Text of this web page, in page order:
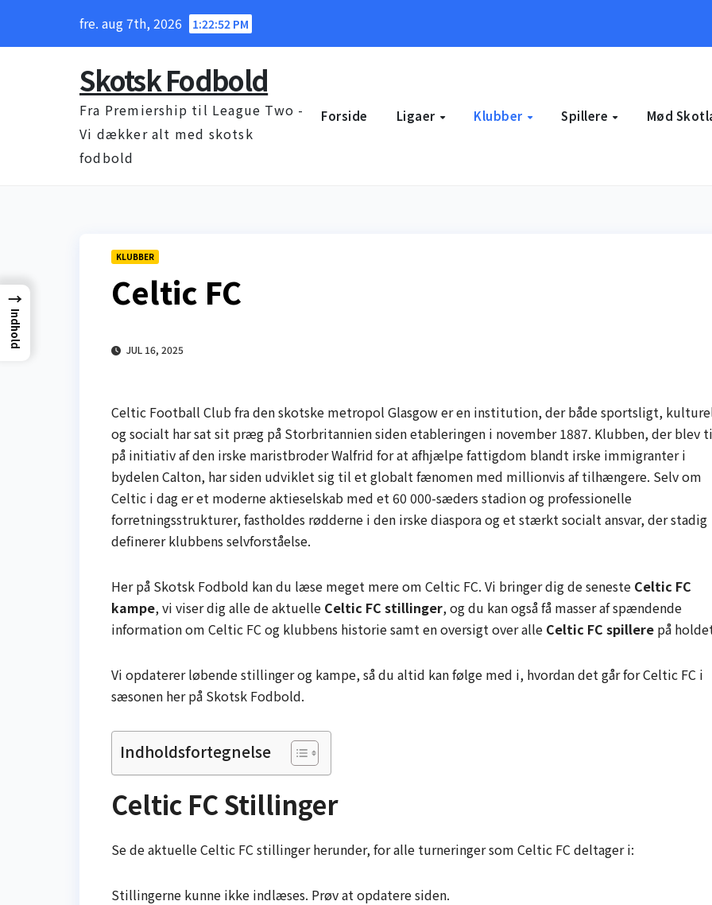
fre. aug 7th, 2026 1:22:53 PM
Skotsk Fodbold
Fra Premiership til League Two -
Vi dækker alt med skotsk
fodbold
Forside Ligaer Klubber Spillere Mød
KLUBBER
Celtic FC
JUL 16, 2025
Celtic Football Club fra den skotske metropol Glasgow er en institution, der både sportsligt,
og socialt har sat sit præg på Storbritannien siden etableringen i november 1887. Klubben, der blev
på initiativ af den irske maristbroder Walfrid for at afhjælpe fattigdom blandt irske immigranter i
bydelen Calton, har siden udviklet sig til et globalt fænomen med millionvis af tilhængere. Selv om
Celtic i dag er et moderne aktieselskab med et 60 000-sæders stadion og professionelle
forretningsstrukturer, fastholdes rødderne i den irske diaspora og et stærkt socialt ansvar, der stadig
definerer klubbens selvforståelse.
Her på Skotsk Fodbold kan du læse meget mere om Celtic FC. Vi bringer dig de seneste Celtic FC
kampe, vi viser dig alle de aktuelle Celtic FC stillinger, og du kan også få masser af spændende
information om Celtic FC og klubbens historie samt en oversigt over alle Celtic FC spillere på
Vi opdaterer løbende stillinger og kampe, så du altid kan følge med i, hvordan det går for Celtic FC i
sæsonen her på Skotsk Fodbold.
Indholdsfortegnelse
Celtic FC Stillinger
Se de aktuelle Celtic FC stillinger herunder, for alle turneringer som Celtic FC deltager i:
Stillingerne kunne ikke indlæses. Prøv at opdatere siden.
→
Indhold